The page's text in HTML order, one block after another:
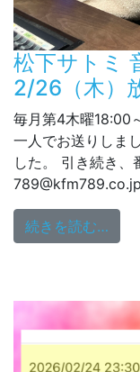
松下サトミ
2/26（木）
毎月第4木曜18:00
一人でお送りしま
した。 引き続き、
続きを読む…